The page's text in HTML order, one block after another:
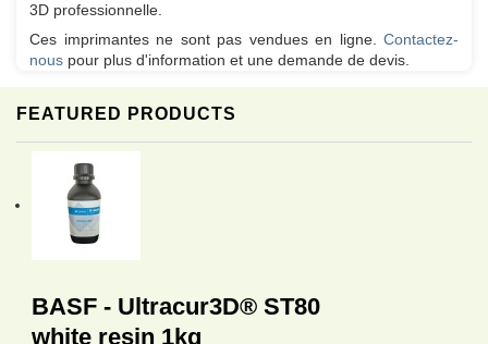
FEATURED PRODUCTS
BASF - Ultracur3D® ST80
white resin 1kg
3D professionnelle.
Ces imprimantes ne sont pas vendues en ligne. Contactez-
nous pour plus d'information et une demande de devis.